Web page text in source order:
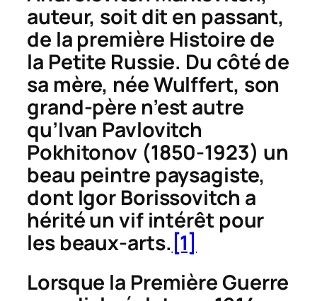
auteur, soit dit en passant,
de la première Histoire de
la Petite Russie. Du côté de
sa mère, née Wulffert, son
grand-père n’est autre
qu’Ivan Pavlovitch
Pokhitonov (1850-1923) un
beau peintre paysagiste,
dont Igor Borissovitch a
hérité un vif intérêt pour
les beaux-arts. [1]
Lorsque la Première Guerre